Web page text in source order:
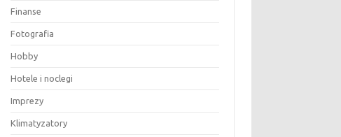
Finanse
Fotografia
Hobby
Hotele i noclegi
Imprezy
Klimatyzatory